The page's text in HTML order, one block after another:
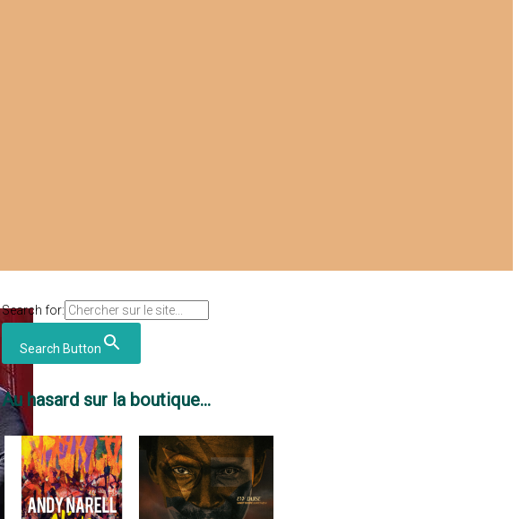
Search for:
Search Button
Au hasard sur la boutique...